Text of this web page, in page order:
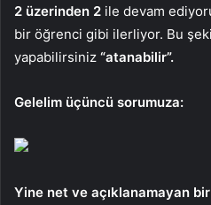
2 üzerinden 2 ile devam
bir öğrenci gibi ilerliyor. Bu
yapabilirsiniz “atanabilir”.
Gelelim üçüncü sorumuza:
Yine net ve açıklanamayan